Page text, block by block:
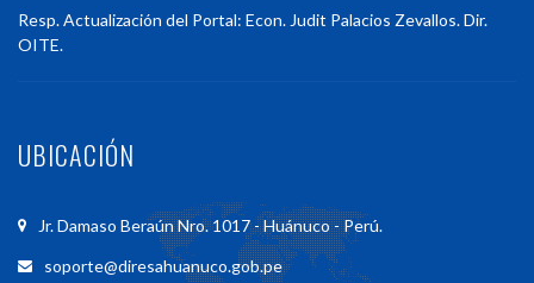
Resp. Actualización del Portal: Econ. Judit Palacios Zevallos. Dir.
OITE.
UBICACIÓN
Jr. Damaso Beraún Nro. 1017 - Huánuco - Perú.
soporte@diresahuanuco.gob.pe